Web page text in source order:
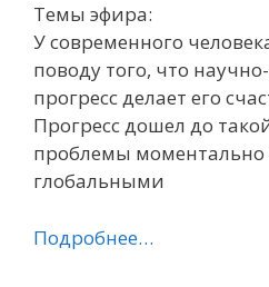
Темы эфира:
У современного
поводу того, что
прогресс делает его
Прогресс дошел до
проблемы моментально
глобальными
Подробнее…